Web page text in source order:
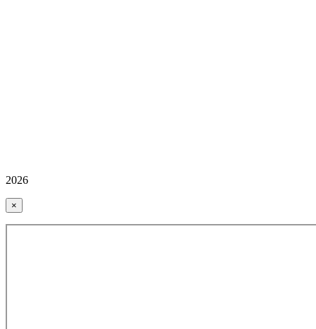
2026
×